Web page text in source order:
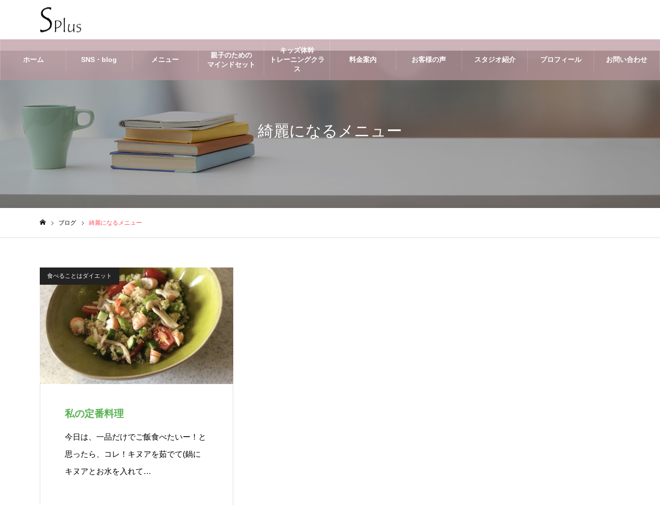
ホーム SNS・blog メニュー
親子のための
マインドセット
キッズ体幹
トレーニングクラ
ス
料金案内 お客様の声 スタジオ紹介 プロフィール お問い合わせ
綺麗になるメニュー
ブログ 綺麗になるメニュー
食べることはダイエット
私の定番料理
今日は、一品だけでご飯食べたいー！と
思ったら、コレ！キヌアを茹でて(鍋に
キヌアとお水を入れて…